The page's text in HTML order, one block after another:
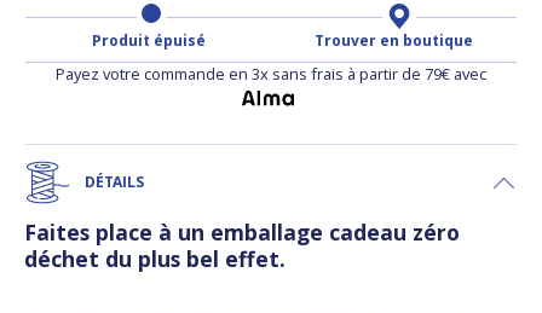
Produit épuisé Trouver en boutique
Payez votre commande en 3x sans frais à partir de 79€ avec
DÉTAILS
Faites place à un emballage cadeau zéro
déchet du plus bel effet.